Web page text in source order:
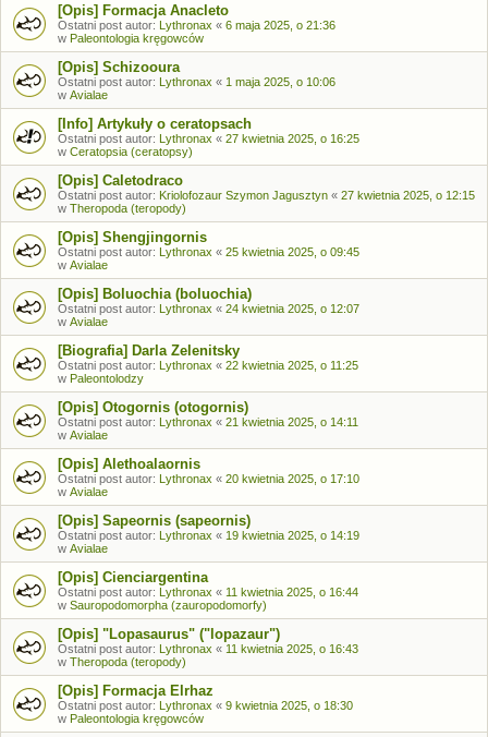
[Opis] Formacja Anacleto
Ostatni post autor: Lythronax « 6 maja 2025, o 21:36
w Paleontologia kręgowców
[Opis] Schizooura
Ostatni post autor: Lythronax « 1 maja 2025, o 10:06
w Avialae
[Info] Artykuły o ceratopsach
Ostatni post autor: Lythronax « 27 kwietnia 2025, o 16:25
w Ceratopsia (ceratopsy)
[Opis] Caletodraco
Ostatni post autor: Kriolofozaur Szymon Jagusztyn « 27 kwietnia 2025, o 12:15
w Theropoda (teropody)
[Opis] Shengjingornis
Ostatni post autor: Lythronax « 25 kwietnia 2025, o 09:45
w Avialae
[Opis] Boluochia (boluochia)
Ostatni post autor: Lythronax « 24 kwietnia 2025, o 12:07
w Avialae
[Biografia] Darla Zelenitsky
Ostatni post autor: Lythronax « 22 kwietnia 2025, o 11:25
w Paleontolodzy
[Opis] Otogornis (otogornis)
Ostatni post autor: Lythronax « 21 kwietnia 2025, o 14:11
w Avialae
[Opis] Alethoalaornis
Ostatni post autor: Lythronax « 20 kwietnia 2025, o 17:10
w Avialae
[Opis] Sapeornis (sapeornis)
Ostatni post autor: Lythronax « 19 kwietnia 2025, o 14:19
w Avialae
[Opis] Cienciargentina
Ostatni post autor: Lythronax « 11 kwietnia 2025, o 16:44
w Sauropodomorpha (zauropodomorfy)
[Opis] "Lopasaurus" ("lopazaur")
Ostatni post autor: Lythronax « 11 kwietnia 2025, o 16:43
w Theropoda (teropody)
[Opis] Formacja Elrhaz
Ostatni post autor: Lythronax « 9 kwietnia 2025, o 18:30
w Paleontologia kręgowców